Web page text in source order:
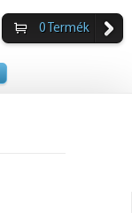
0 Termék